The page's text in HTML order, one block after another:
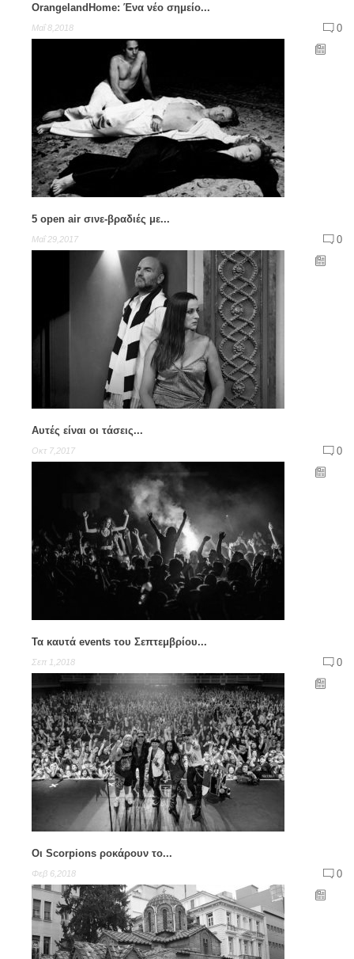
OrangelandHome: Ένα νέο σημείο...
Μαΐ 8,2018 0
5 open air σινε-βραδιές με...
Μαΐ 29,2017 0
Αυτές είναι οι τάσεις...
Οκτ 7,2017 0
Τα καυτά events του Σεπτεμβρίου...
Σεπ 1,2018 0
Οι Scorpions ροκάρουν το...
Φεβ 6,2018 0